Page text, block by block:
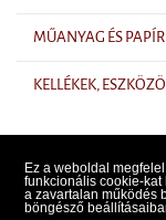
Ez a weboldal
funkcionális cookie-
a zavartalan működés
böngésző
MŰANYAG ÉS
KELLÉKEK,